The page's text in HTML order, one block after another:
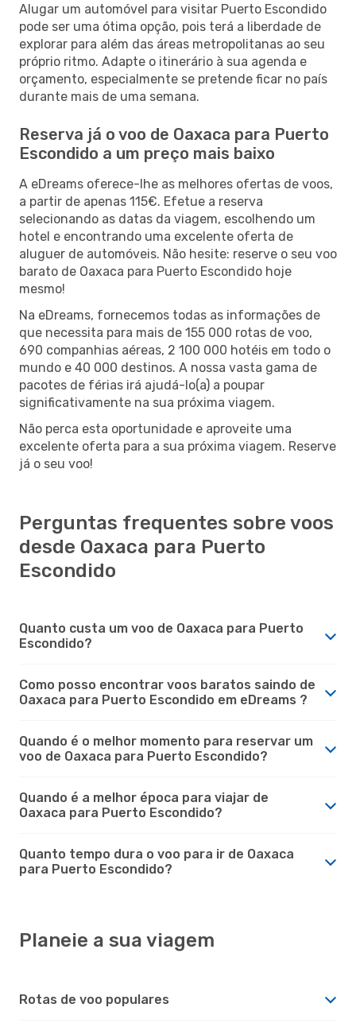
Alugar um automóvel para visitar Puerto Escondido
pode ser uma ótima opção, pois terá a liberdade de
explorar para além das áreas metropolitanas ao seu
próprio ritmo. Adapte o itinerário à sua agenda e
orçamento, especialmente se pretende ficar no país
durante mais de uma semana.
Reserva já o voo de Oaxaca para Puerto
Escondido a um preço mais baixo
A eDreams oferece-lhe as melhores ofertas de voos,
a partir de apenas 115€. Efetue a reserva
selecionando as datas da viagem, escolhendo um
hotel e encontrando uma excelente oferta de
aluguer de automóveis. Não hesite: reserve o seu voo
barato de Oaxaca para Puerto Escondido hoje
mesmo!
Na eDreams, fornecemos todas as informações de
que necessita para mais de 155 000 rotas de voo,
690 companhias aéreas, 2 100 000 hotéis em todo o
mundo e 40 000 destinos. A nossa vasta gama de
pacotes de férias irá ajudá-lo(a) a poupar
significativamente na sua próxima viagem.
Não perca esta oportunidade e aproveite uma
excelente oferta para a sua próxima viagem. Reserve
já o seu voo!
Perguntas frequentes sobre voos
desde Oaxaca para Puerto
Escondido
Quanto custa um voo de Oaxaca para Puerto
Escondido?
Como posso encontrar voos baratos saindo de
Oaxaca para Puerto Escondido em eDreams ?
Quando é o melhor momento para reservar um
voo de Oaxaca para Puerto Escondido?
Quando é a melhor época para viajar de
Oaxaca para Puerto Escondido?
Quanto tempo dura o voo para ir de Oaxaca
para Puerto Escondido?
Planeie a sua viagem
Rotas de voo populares